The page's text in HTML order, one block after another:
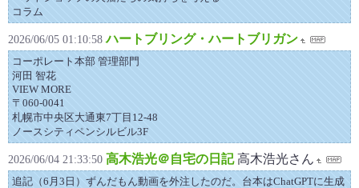
コラム
2026/06/05 01:10:58 ハートブリング・ハートブリガン
コーポレート本部 管理部門
河田 智花
VIEW MORE
〒060-0041
札幌市中央区大通東7丁目12-48
ノースシティペンシルビル3F
2026/06/04 21:33:50 高木浩光＠自宅の日記 高木浩光さん
追記（6月3日）ずんだもん動画を外注したのだ。台本はChatGPTに生成